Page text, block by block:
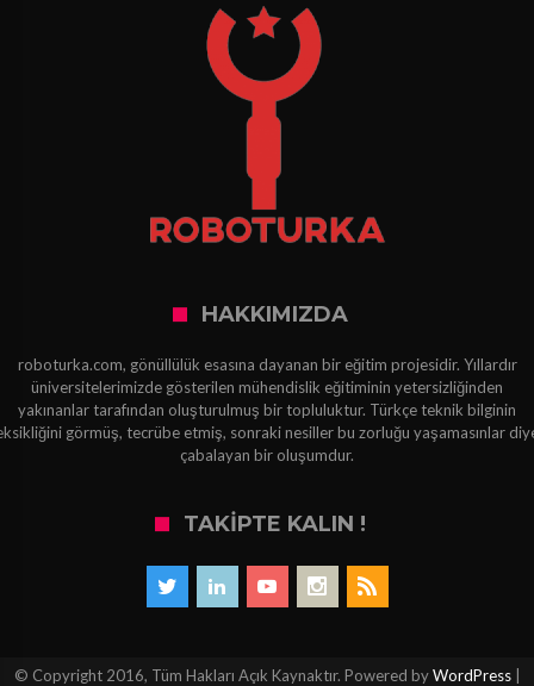
HAKKIMIZDA
roboturka.com, gönüllülük esasına dayanan bir eğitim projesidir. Yıllardır
üniversitelerimizde gösterilen mühendislik eğitiminin yetersizliğinden
yakınanlar tarafından oluşturulmuş bir topluluktur. Türkçe teknik bilginin
görmüş, tecrübe etmiş, sonraki nesiller bu zorluğu yaşamasınlar
çabalayan bir oluşumdur.
TAKIPTE KALIN !
© Copyright 2016, Tüm Hakları Açık Kaynaktır. Powered byWordPress|